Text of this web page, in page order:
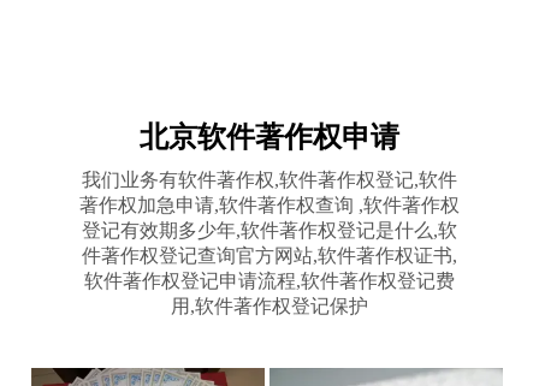
北京软件著作权申请
我们业务有软件著作权,软件著作权登记,软件
著作权加急申请,软件著作权查询 ,软件著作权
登记有效期多少年,软件著作权登记是什么,软
件著作权登记查询官方网站,软件著作权证书,
软件著作权登记申请流程,软件著作权登记费
用,软件著作权登记保护